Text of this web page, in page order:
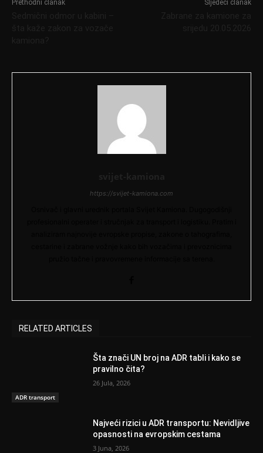
Prethodni članak Sljedeći članak
https://svijet-kamiona.com
RELATED ARTICLES
ADR transport
Šta znači UN broj na ADR tabli i kako se
pravilno čita?
26 Jula, 2026
Najveći rizici u ADR transportu: Nevidljive
opasnosti na evropskim cestama
3 Juna, 2026